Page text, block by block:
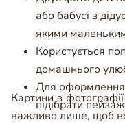
або бабусі з
якими
Користується
домашнього
Для
підібрати
Картини з
важливо лише, щоб